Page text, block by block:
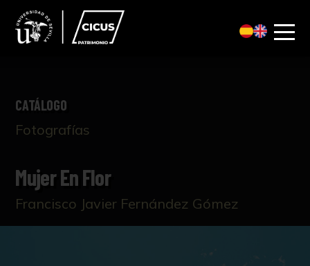
CATÁLOGO
Fotografías
Mujer En Flor
Francisco Javier Fernández Gómez